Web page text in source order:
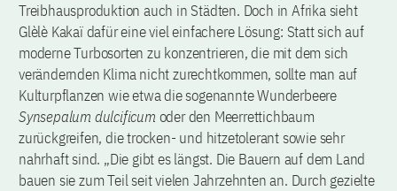
Treibhausproduktion auch in Städten. Doch in Afrika sieht
Glèlè Kakaï dafür eine viel einfachere Lösung: Statt sich auf
moderne Turbosorten zu konzentrieren, die mit dem sich
verändernden Klima nicht zurechtkommen, sollte man auf
Kulturpflanzen wie etwa die sogenannte Wunderbeere
Synsepalum dulcificum oder den Meerrettichbaum
zurückgreifen, die trocken- und hitzetolerant sowie sehr
nahrhaft sind. „Die gibt es längst. Die Bauern auf dem Land
bauen sie zum Teil seit vielen Jahrzehnten an. Durch gezielte